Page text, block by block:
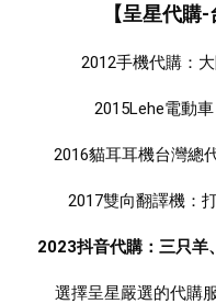
【呈星代購
2012手機代購：
2015Lehe電動
2016貓耳耳機台灣總
2017雙向翻譯機：
2023抖音代購：三只羊
選擇呈星嚴選的代購